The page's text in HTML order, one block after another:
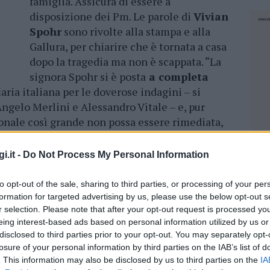
- Do Not Process My Personal Information
opt-out of the sale, sharing to third parties, or processing of your
for targeted advertising by us, please use the below opt-out
selection. Please note that after your opt-out request is processed
interest-based ads based on personal information utilized by us
to third parties prior to your opt-out. You may separately
of your personal information by third parties on the IAB’s list of
This information may also be disclosed by us to third parties on the
disposizione dei Pm. Le parole di Vivian
Spohr sono rivolte alla stampa e alla
Gallura, per chiarire che è tornata a casa
dopo la tragedia ma non è scappata. “La
signora Spohr si è posta a completa
italiana per le doverose indagini – si
Merlini e Alessandro Vitale – e, pur
così grande non possa essere rimediata,
conseguenze“.
a Porto Cervo, la moglie dell’Ad
di Lufthansa, parla della tragica scomparsa di
e profondo doloreper questo
una famiglia, la città di Tempio e l’intera